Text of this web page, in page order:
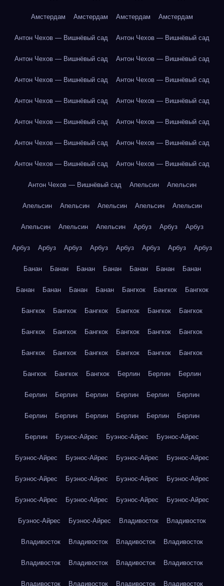
Амстердам Амстердам Амстердам Амстердам
Антон Чехов — Вишнёвый сад Антон Чехов — Вишнёвый сад
Антон Чехов — Вишнёвый сад Антон Чехов — Вишнёвый сад
Антон Чехов — Вишнёвый сад Антон Чехов — Вишнёвый сад
Антон Чехов — Вишнёвый сад Антон Чехов — Вишнёвый сад
Антон Чехов — Вишнёвый сад Антон Чехов — Вишнёвый сад
Антон Чехов — Вишнёвый сад Антон Чехов — Вишнёвый сад
Антон Чехов — Вишнёвый сад Антон Чехов — Вишнёвый сад
Антон Чехов — Вишнёвый сад Апельсин Апельсин
Апельсин Апельсин Апельсин Апельсин Апельсин
Апельсин Апельсин Апельсин Арбуз Арбуз Арбуз
Арбуз Арбуз Арбуз Арбуз Арбуз Арбуз Арбуз Арбуз
Банан Банан Банан Банан Банан Банан Банан
Банан Банан Банан Банан Бангкок Бангкок Бангкок
Бангкок Бангкок Бангкок Бангкок Бангкок Бангкок
Бангкок Бангкок Бангкок Бангкок Бангкок Бангкок
Бангкок Бангкок Бангкок Бангкок Бангкок Бангкок
Бангкок Бангкок Бангкок Берлин Берлин Берлин
Берлин Берлин Берлин Берлин Берлин Берлин
Берлин Берлин Берлин Берлин Берлин Берлин
Берлин Буэнос-Айрес Буэнос-Айрес Буэнос-Айрес
Буэнос-Айрес Буэнос-Айрес Буэнос-Айрес Буэнос-Айрес
Буэнос-Айрес Буэнос-Айрес Буэнос-Айрес Буэнос-Айрес
Буэнос-Айрес Буэнос-Айрес Буэнос-Айрес Буэнос-Айрес
Буэнос-Айрес Буэнос-Айрес Владивосток Владивосток
Владивосток Владивосток Владивосток Владивосток
Владивосток Владивосток Владивосток Владивосток
Владивосток Владивосток Владивосток Владивосток